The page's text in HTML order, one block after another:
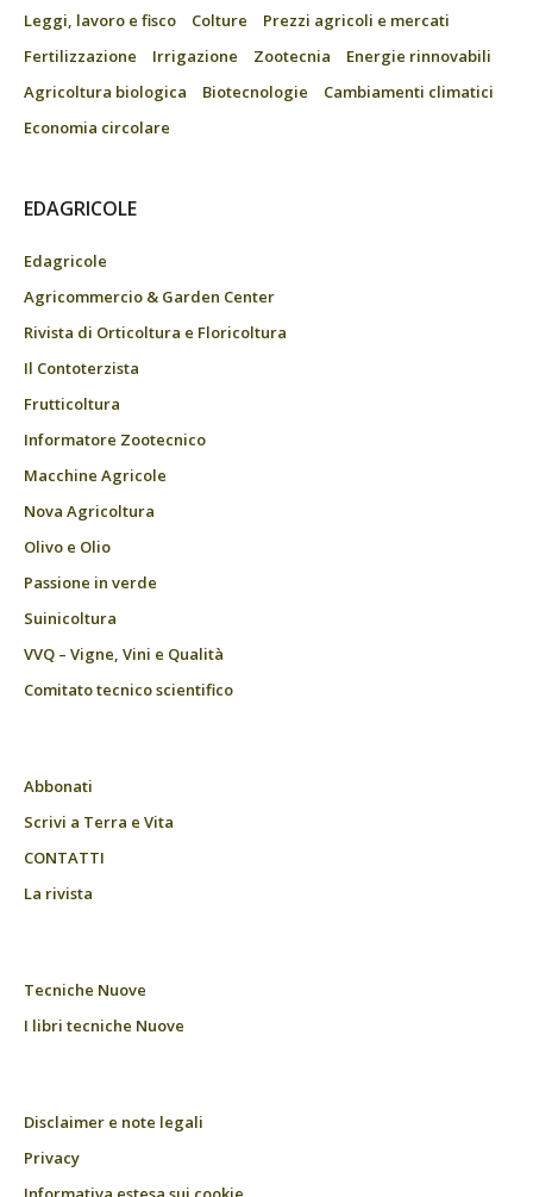
Leggi, lavoro e fisco
Colture
Prezzi agricoli e mercati
Fertilizzazione
Irrigazione Zootecnia
Energie rinnovabili
Agricoltura biologica
Biotecnologie
Cambiamenti climatici
Economia circolare
EDAGRICOLE
Edagricole
Agricommercio & Garden Center
Rivista di Orticoltura e Floricoltura
Il Contoterzista
Frutticoltura
Informatore Zootecnico
Macchine Agricole
Nova Agricoltura
Olivo e Olio
Passione in verde
Suinicoltura
VVQ – Vigne, Vini e Qualità
Comitato tecnico scientifico
Abbonati
Scrivi a Terra e Vita
CONTATTI
La rivista
Tecniche Nuove
I libri tecniche Nuove
Disclaimer e note legali
Privacy